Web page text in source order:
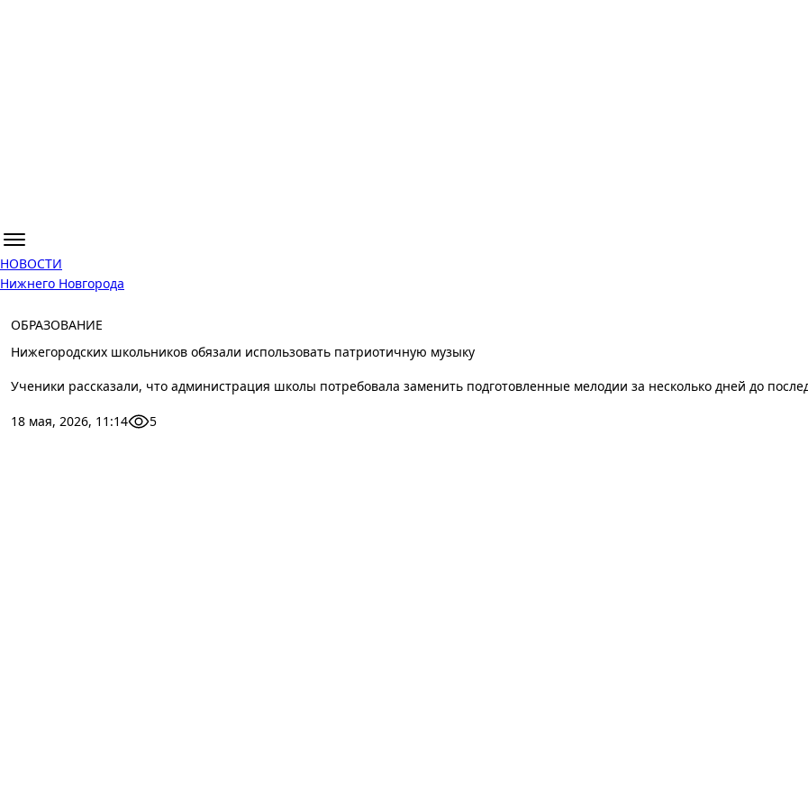
НОВОСТИ
Нижнего Новгорода
ОБРАЗОВАНИЕ
Нижегородских школьников обязали использовать патриотичную музыку
Ученики рассказали, что администрация школы потребовала заменить подготовленные мелодии за несколько дней до
18 мая, 2026, 11:14 5